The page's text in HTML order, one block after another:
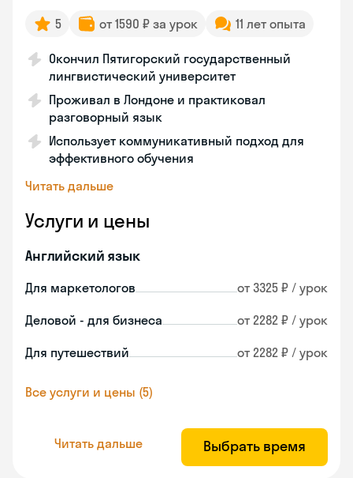
5 от 1590 ₽ за урок 11 лет опыта
Окончил Пятигорский государственный
лингвистический университет
Проживал в Лондоне и практиковал
разговорный язык
Использует коммуникативный подход для
эффективного обучения
Читать дальше
Услуги и цены
Английский язык
Для маркетологов от 3325 ₽ / урок
Деловой - для бизнеса от 2282 ₽ / урок
Для путешествий от 2282 ₽ / урок
Все услуги и цены (5)
Читать дальше Выбрать время